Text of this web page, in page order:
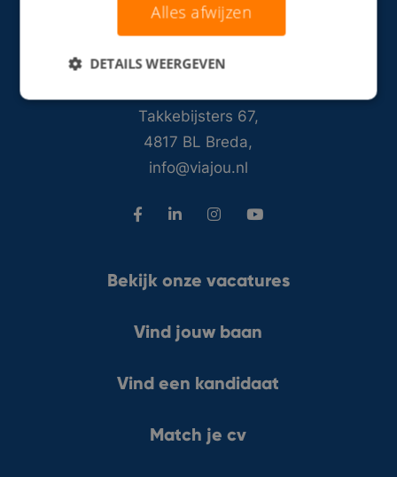
Takkebijsters 67,
4817 BL Breda,
info@viajou.nl
Bekijk onze vacatures
Vind jouw baan
Vind een kandidaat
Match je cv
Alles afwijzen
DETAILS WEERGEVEN